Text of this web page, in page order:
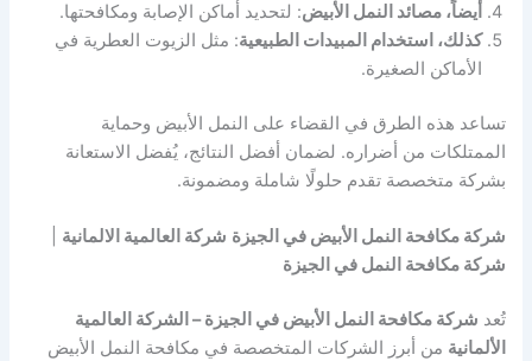
أيضاً، مصائد النمل الأبيض: لتحديد أماكن الإصابة ومكافحتها.
كذلك، استخدام المبيدات الطبيعية: مثل الزيوت العطرية في
الأماكن الصغيرة.
تساعد هذه الطرق في القضاء على النمل الأبيض وحماية
الممتلكات من أضراره. لضمان أفضل النتائج، يُفضل الاستعانة
بشركة متخصصة تقدم حلولًا شاملة ومضمونة.
شركة مكافحة النمل الأبيض في الجيزة شركة العالمية الالمانية
شركة مكافحة النمل في الجيزة
تُعد شركة مكافحة النمل الأبيض في الجيزة – الشركة العالمية
الألمانية من أبرز الشركات المتخصصة في مكافحة النمل الأبيض